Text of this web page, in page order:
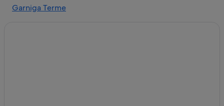
Familien in Trentino-Südtirol
Garniga Terme